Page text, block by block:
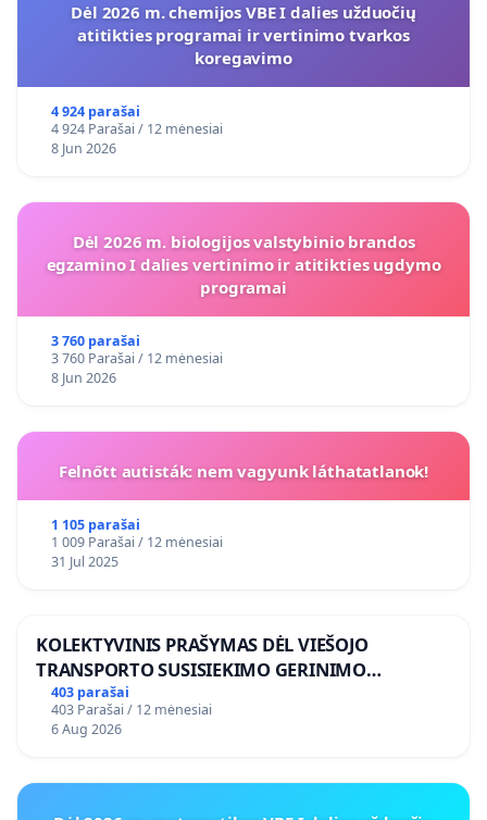
Dėl 2026 m. chemijos VBE I dalies užduočių
atitikties programai ir vertinimo tvarkos
koregavimo
4 924 parašai
4 924 Parašai / 12 mėnesiai
8 Jun 2026
Dėl 2026 m. biologijos valstybinio brandos
egzamino I dalies vertinimo ir atitikties ugdymo
programai
3 760 parašai
3 760 Parašai / 12 mėnesiai
8 Jun 2026
Felnőtt autisták: nem vagyunk láthatatlanok!
1 105 parašai
1 009 Parašai / 12 mėnesiai
31 Jul 2025
KOLEKTYVINIS PRAŠYMAS DĖL VIEŠOJO
TRANSPORTO SUSISIEKIMO GERINIMO
VOSYLIUKŲ KAIME
403 parašai
403 Parašai / 12 mėnesiai
6 Aug 2026